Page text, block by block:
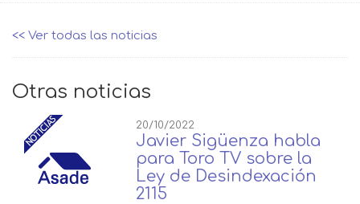
<< Ver todas las noticias
Otras noticias
20/10/2022
Javier Sigüenza habla
para Toro TV sobre la
Ley de Desindexación
2115